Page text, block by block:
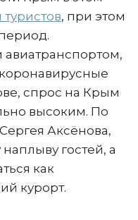
, при этом
спрос на Крым
высоким. По
Аксёнова,
гостей, а
как
курорт.